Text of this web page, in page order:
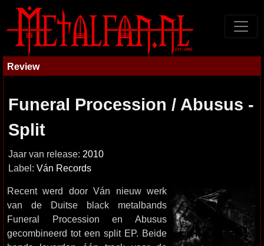
Review
Funeral Procession / Abusus -
Split
Jaar van release: 2010
Label: Ván Records
Recent werd door Ván nieuw werk
van de Duitse black metalbands
Funeral Procession en Abusus
gecombineerd tot een split EP. Beide